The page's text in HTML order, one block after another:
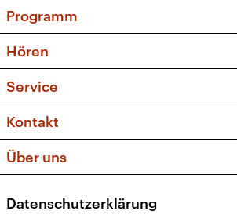
Programm
Sendungen und Podcasts
Musikliste
Kakadu – Das Kinderprogramm
Hören
Frequenzen (UKW + DAB+)
Service
FAQ
Apps
Newsletter
Kontakt
Social Media
Über uns
Presse
Datenschutzerklärung